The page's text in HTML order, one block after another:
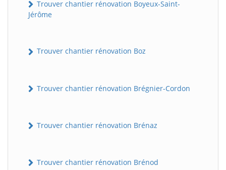
Trouver chantier rénovation Boyeux-Saint-
Jérôme
Trouver chantier rénovation Boz
Trouver chantier rénovation Brégnier-Cordon
Trouver chantier rénovation Brénaz
Trouver chantier rénovation Brénod